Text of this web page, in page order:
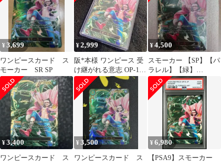
¥3,699
ワンピースカード ス
モーカー SR SP
¥2,999
阪*本様 ワンピース 受
け継がれる意志 OP-10
SP スモーカー SR 新品
¥4,500
スモーカー 【SP】【パ
ラレル】【緑】
【OP10-030】
¥3,400
ワンピースカード ス
¥3,500
ワンピースカード ス
¥6,980
【PSA9】スモーカー